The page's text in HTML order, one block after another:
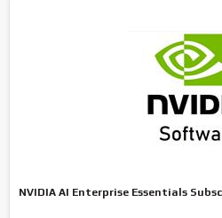
NVIDIA AI Enterprise Essentials